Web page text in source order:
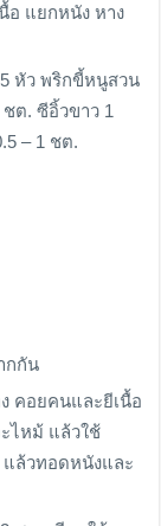
อ แยกหนัง หาง
หัว พริกขี้หนูสวน
ต. ซีอิ้วขาว 1
– 1 ชต.
กกัน
คอยคนและยีเนื้อ
ไหม้ แล้วใช้
แล้วทอดหนังและ